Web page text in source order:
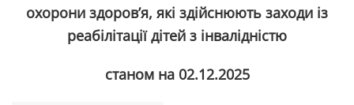
охорони здоров’я, які здійснюють заходи із
реабілітації дітей з інвалідністю
станом на 02.12.2025